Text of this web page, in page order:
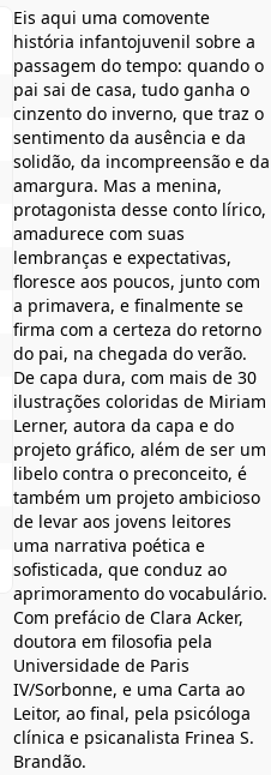
Eis aqui uma comovente
história infantojuvenil sobre a
passagem do tempo: quando o
pai sai de casa, tudo ganha o
cinzento do inverno, que traz o
sentimento da ausência e da
solidão, da incompreensão e da
amargura. Mas a menina,
protagonista desse conto lírico,
amadurece com suas
lembranças e expectativas,
floresce aos poucos, junto com
a primavera, e finalmente se
firma com a certeza do retorno
do pai, na chegada do verão.
De capa dura, com mais de 30
ilustrações coloridas de Miriam
Lerner, autora da capa e do
projeto gráfico, além de ser um
libelo contra o preconceito, é
também um projeto ambicioso
de levar aos jovens leitores
uma narrativa poética e
sofisticada, que conduz ao
aprimoramento do vocabulário.
Com prefácio de Clara Acker,
doutora em filosofia pela
Universidade de Paris
IV/Sorbonne, e uma Carta ao
Leitor, ao final, pela psicóloga
clínica e psicanalista Frinea S.
Brandão.